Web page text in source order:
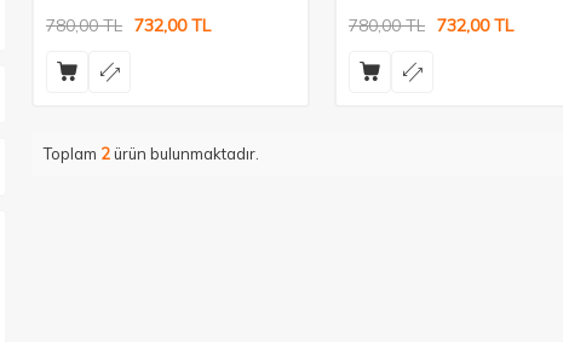
780,00TL 732,00TL 780,00TL 732,00TL
Toplam 2ürün bulunmaktadır.